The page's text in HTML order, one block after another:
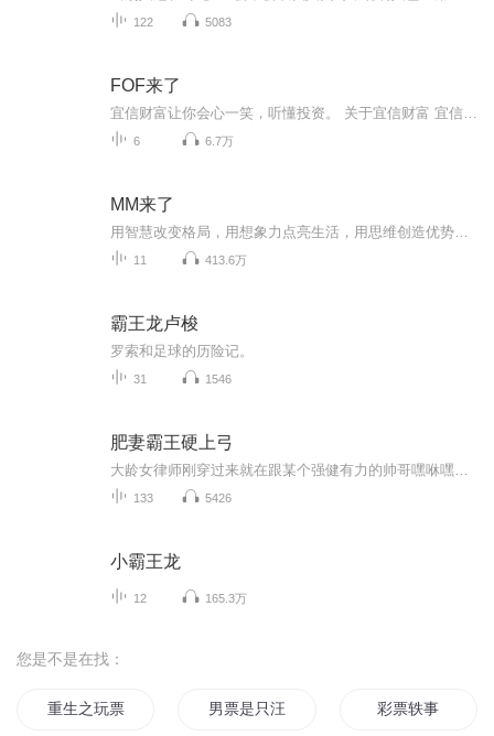
122 5083
FOF来了
6 6.7万
MM来了
11 413.6万
霸王龙卢梭
罗索和足球的历险记。
31 1546
肥妻霸王硬上弓
133 5426
小霸王龙
12 165.3万
您是不是在找：
重生之玩票人生 男票是只汪傲娇妖王霸宠彩票轶事